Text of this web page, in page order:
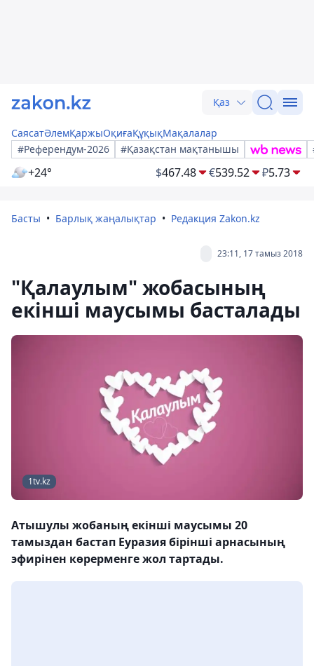
Қаз
СаясатӘлемҚаржыОқиғаҚұқықМақалалар
#Референдум-2026
#Қазақстан мақтанышы
+24° $467.48 €539.52 ₽5.73
Басты Барлық жаңалықтар Редакция Zakon.kz
23:11, 17 тамыз 2018
"Қалаулым" жобасының
екінші маусымы басталады
1tv.kz
Атышулы жобаның екінші маусымы 20
тамыздан бастап Еуразия бірінші арнасының
эфирінен көрерменге жол тартады.